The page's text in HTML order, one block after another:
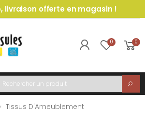
livraison offerte en magasin !
0 0
menu
Tissus D'Ameublement